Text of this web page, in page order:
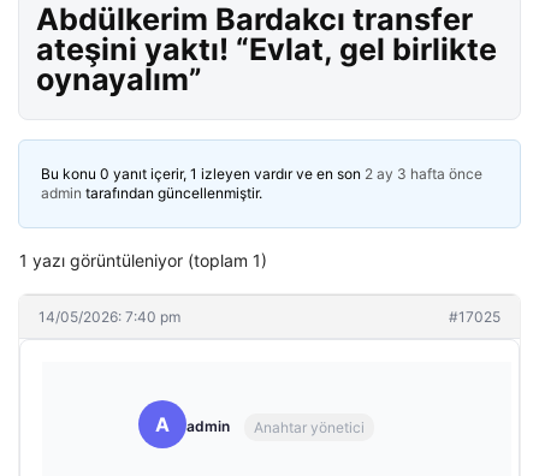
Abdülkerim Bardakcı transfer
ateşini yaktı! “Evlat, gel birlikte
oynayalım”
Bu konu 0 yanıt içerir, 1 izleyen vardır ve en son 2 ay 3 hafta önce
admin tarafından güncellenmiştir.
1 yazı görüntüleniyor (toplam 1)
14/05/2026: 7:40 pm #17025
A admin Anahtar yönetici